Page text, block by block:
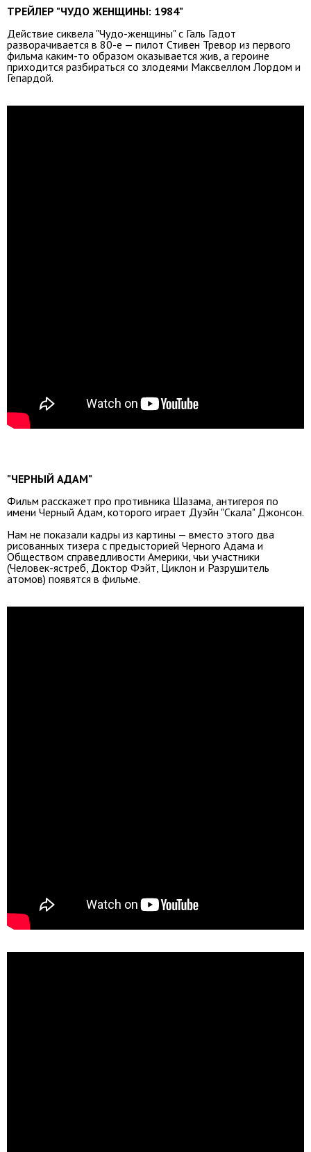
ТРЕЙЛЕР "ЧУДО ЖЕНЩИНЫ: 1984"
Действие сиквела "Чудо-женщины" с Галь Гадот
разворачивается в 80-е — пилот Стивен Тревор из первого
фильма каким-то образом оказывается жив, а героине
приходится разбираться со злодеями Максвеллом Лордом и
Гепардой.
"ЧЕРНЫЙ АДАМ"
Фильм расскажет про противника Шазама, антигероя по
имени Черный Адам, которого играет Дуэйн "Скала" Джонсон.
Нам не показали кадры из картины — вместо этого два
рисованных тизера с предысторией Черного Адама и
Обществом справедливости Америки, чьи участники
(Человек-ястреб, Доктор Фэйт, Циклон и Разрушитель
атомов) появятся в фильме.